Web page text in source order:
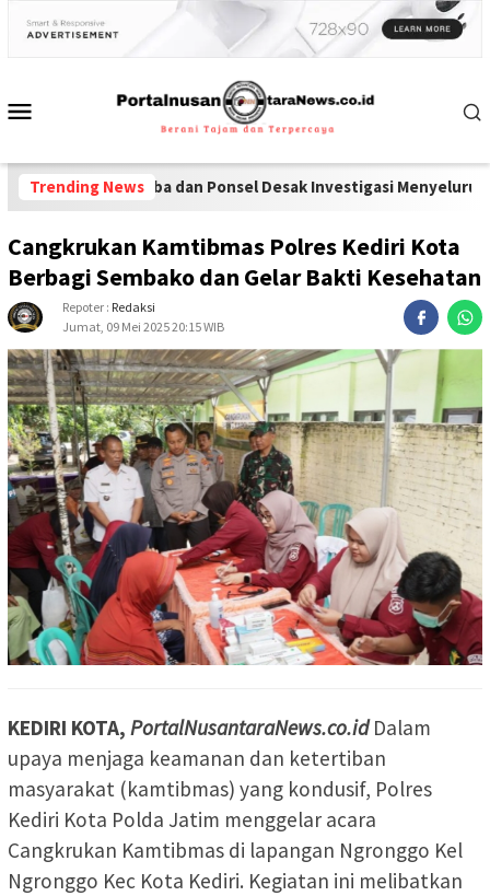
Trending News
dan Ponsel Desak Investigasi Menyeluruh di Lapas
Cangkrukan Kamtibmas Polres Kediri Kota
Berbagi Sembako dan Gelar Bakti Kesehatan
Repoter : Redaksi
Jumat, 09 Mei 2025 20:15 WIB
KEDIRI KOTA, PortalNusantaraNews.co.idDalam
upaya menjaga keamanan dan ketertiban
masyarakat (kamtibmas) yang kondusif, Polres
Kediri Kota Polda Jatim menggelar acara
Cangkrukan Kamtibmas di lapangan Ngronggo Kel
Ngronggo Kec Kota Kediri. Kegiatan ini melibatkan